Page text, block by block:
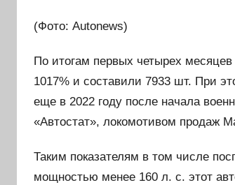
(Фото: Autonews)
По итогам первых четырех
1017% и составили 7933 шт. При
еще в 2022 году после начала
«Автостат», локомотивом продаж
Таким показателям в том числе
мощностью менее 160 л. с. этот